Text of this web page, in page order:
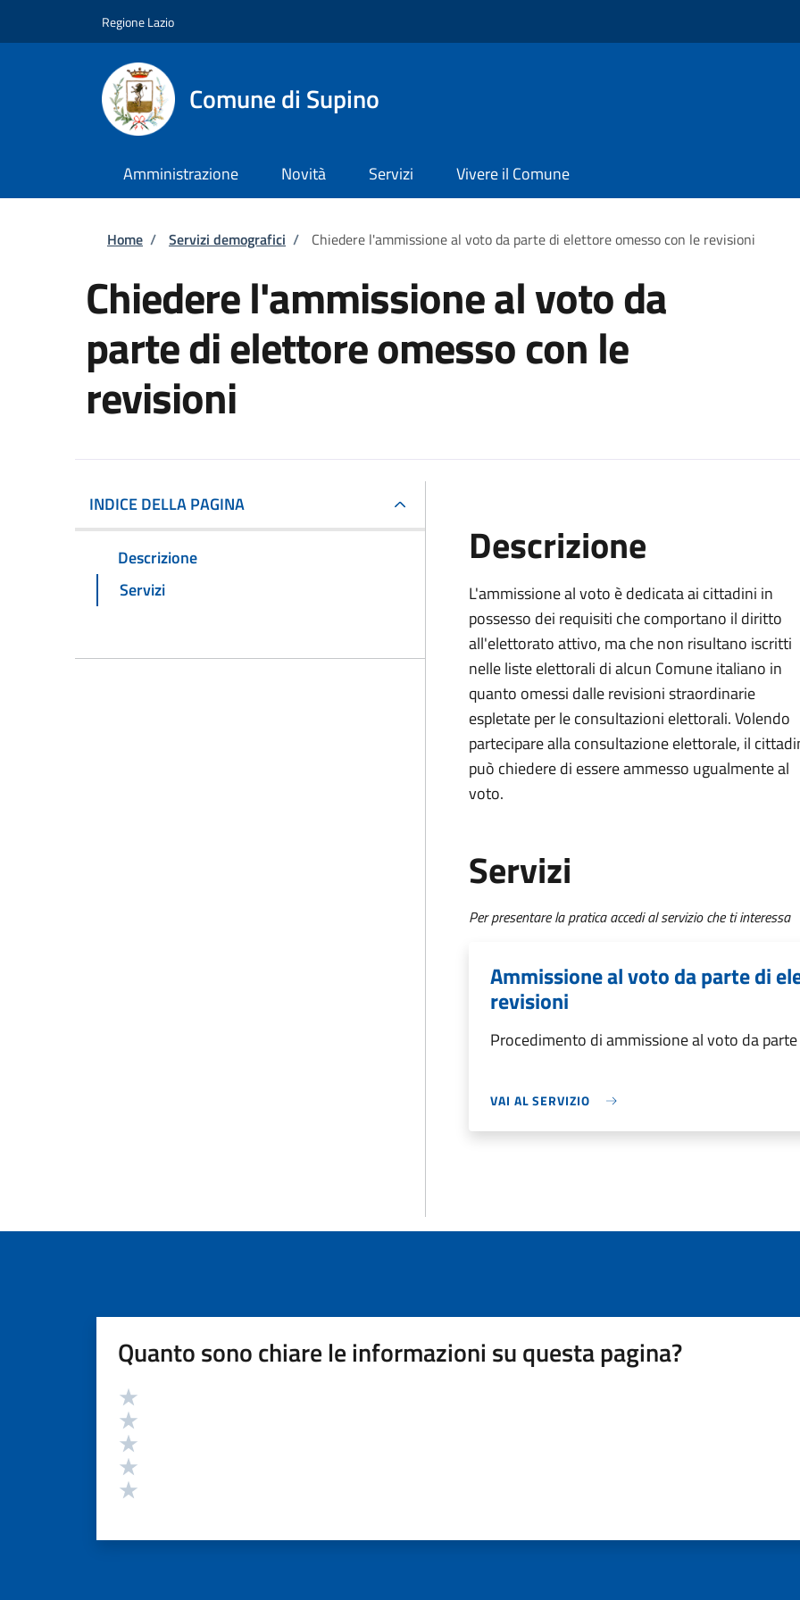
Regione Lazio
Comune di Supino
Amministrazione Novità Servizi Vivere il Comune
Briciole di pane
Home / Servizi demografici / Chiedere l'ammissione al voto da parte di elettore omesso con le revisioni
Chiedere l'ammissione al voto da
parte di elettore omesso con le
revisioni
INDICE DELLA PAGINA
Descrizione
Servizi
Descrizione
L'ammissione al voto è dedicata ai cittadini in
possesso dei requisiti che comportano il diritto
all'elettorato attivo, ma che non risultano iscritti
nelle liste elettorali di alcun Comune italiano in
quanto omessi dalle revisioni straordinarie
espletate per le consultazioni elettorali. Volendo
partecipare alla consultazione elettorale, il
può chiedere di essere ammesso ugualmente al
voto.
Servizi
Per presentare la pratica accedi al servizio che ti interessa
Ammissione al voto da parte di
revisioni
Procedimento di ammissione al voto da
VAI AL SERVIZIO
Quanto sono chiare le informazioni su questa pagina?
Valutazione